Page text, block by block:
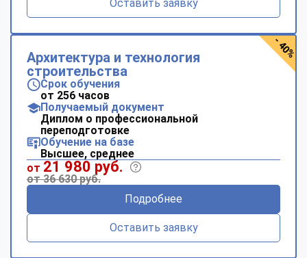
Оставить заявку
Архитектура и технология
строительства
Срок обучения
от 256 часов
Получаемый документ
Диплом о профессиональной
переподготовке
Обучение на базе
Высшее, среднее
от 21 980 руб.
от 36 630 руб.
Подробнее
Оставить заявку
- 40%